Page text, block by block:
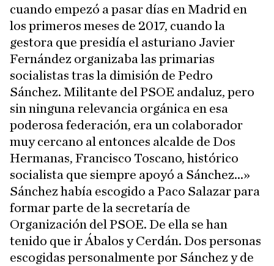
cuando empezó a pasar días en Madrid en
los primeros meses de 2017, cuando la
gestora que presidía el asturiano Javier
Fernández organizaba las primarias
socialistas tras la dimisión de Pedro
Sánchez. Militante del PSOE andaluz, pero
sin ninguna relevancia orgánica en esa
poderosa federación, era un colaborador
muy cercano al entonces alcalde de Dos
Hermanas, Francisco Toscano, histórico
socialista que siempre apoyó a Sánchez...»
Sánchez había escogido a Paco Salazar para
formar parte de la secretaría de
Organización del PSOE. De ella se han
tenido que ir Ábalos y Cerdán. Dos personas
escogidas personalmente por Sánchez y de